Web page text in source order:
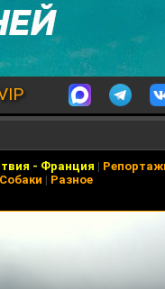
- Франция |
| Разное